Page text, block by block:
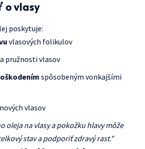
o vlasy
poskytuje:
vlasových folikulov
a pružnosti vlasov
spôsobeným vonkajšími
nových vlasov
oleja na vlasy a pokožku hlavy môže
stav a podporiť zdravý rast."